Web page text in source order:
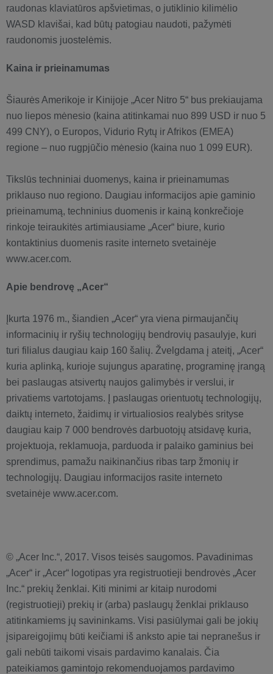
raudonas klaviatūros apšvietimas, o jutiklinio kilimėlio
WASD klavišai, kad būtų patogiau naudoti, pažymėti
raudonomis juostelėmis.
Kaina ir prieinamumas
Šiaurės Amerikoje ir Kinijoje „Acer Nitro 5“ bus prekiaujama
nuo liepos mėnesio (kaina atitinkamai nuo 899 USD ir nuo 5
499 CNY), o Europos, Vidurio Rytų ir Afrikos (EMEA)
regione – nuo rugpjūčio mėnesio (kaina nuo 1 099 EUR).
Tikslūs techniniai duomenys, kaina ir prieinamumas
priklauso nuo regiono. Daugiau informacijos apie gaminio
prieinamumą, techninius duomenis ir kainą konkrečioje
rinkoje teiraukitės artimiausiame „Acer“ biure, kurio
kontaktinius duomenis rasite interneto svetainėje
www.acer.com.
Apie bendrovę „Acer“
Įkurta 1976 m., šiandien „Acer“ yra viena pirmaujančių
informacinių ir ryšių technologijų bendrovių pasaulyje, kuri
turi filialus daugiau kaip 160 šalių. Žvelgdama į ateitį, „Acer“
kuria aplinką, kurioje sujungus aparatinę, programinę įrangą
bei paslaugas atsivertų naujos galimybės ir verslui, ir
privatiems vartotojams. Į paslaugas orientuotų technologijų,
daiktų interneto, žaidimų ir virtualiosios realybės srityse
daugiau kaip 7 000 bendrovės darbuotojų atsidavę kuria,
projektuoja, reklamuoja, parduoda ir palaiko gaminius bei
sprendimus, pamažu naikinančius ribas tarp žmonių ir
technologijų. Daugiau informacijos rasite interneto
svetainėje www.acer.com.
© „Acer Inc.“, 2017. Visos teisės saugomos. Pavadinimas
„Acer“ ir „Acer“ logotipas yra registruotieji bendrovės „Acer
Inc.“ prekių ženklai. Kiti minimi ar kitaip nurodomi
(registruotieji) prekių ir (arba) paslaugų ženklai priklauso
atitinkamiems jų savininkams. Visi pasiūlymai gali be jokių
įsipareigojimų būti keičiami iš anksto apie tai nepranešus ir
gali nebūti taikomi visais pardavimo kanalais. Čia
pateikiamos gamintojo rekomenduojamos pardavimo